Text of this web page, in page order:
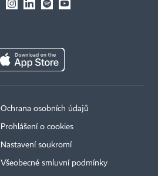
Ochrana osobních údajů
Prohlášení o cookies
Nastavení soukromí
Všeobecné smluvní podmínky